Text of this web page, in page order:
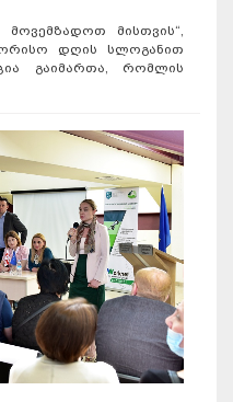
მისთვის“,
დღის სლოგანით
გაიმართა, რომლის